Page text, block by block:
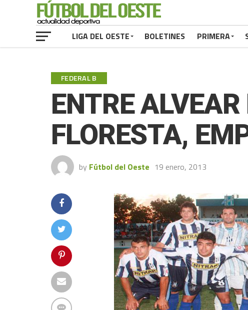
LIGA DEL OESTE BOLETINES PRIMERA
FEDERAL B
ENTRE
FLORESTA,
by Fútbol del Oeste 19 enero, 2013